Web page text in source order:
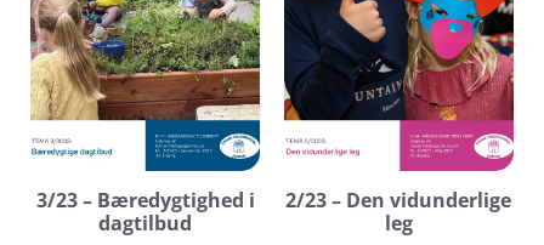
3/23 – Bæredygtighed i
dagtilbud
2/23 – Den vidunderlige
leg